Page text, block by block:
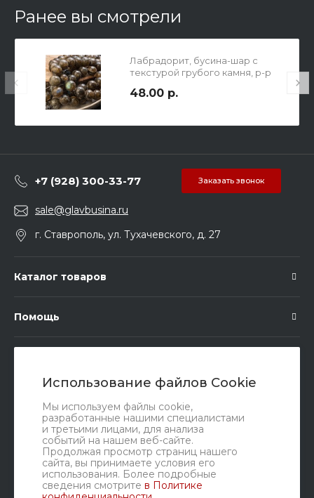
Использование файлов Cookie
Мы используем файлы cookie,
разработанные нашими специалистами
и третьими лицами, для анализа
событий на нашем веб-сайте.
Продолжая просмотр страниц нашего
сайта, вы принимаете условия его
использования. Более подробные
сведения смотрите в Политике
Ранее вы смотрели
Лабрадорит, бусина-шар с
текстурой грубого камня, р-р
48.00 р.
+7 (928) 300-33-77 Заказать звонок
sale@glavbusina.ru
г. Ставрополь, ул. Тухачевского, д. 27
Каталог товаров
Помощь